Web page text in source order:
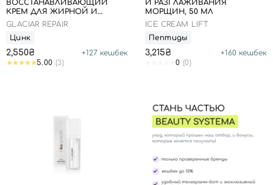
ВОССТАНАВЛИВАЮЩИЙ
КРЕМ ДЛЯ ЖИРНОЙ И
КОМБИНИРОВАННОЙ
GLACIAR REPAIR
Цинк
2,550₴ +127 кешбек
5.00 (3)
И РАЗГЛАЖИВАНИЯ
МОРЩИН, 50 МЛ
ICE CREAM LIFT
Пептиды
3,215₴ +160 кешбек
0 (0)
Войти с помощью e-mail